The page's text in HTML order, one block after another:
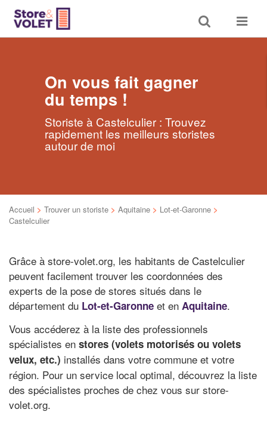
Toggle
search
Toggle
On vous fait gagner
du temps !
Storiste à Castelculier : Trouvez
rapidement les meilleurs storistes
autour de moi
Accueil > Trouver un storiste > Aquitaine > Lot-et-Garonne >
Castelculier
Grâce à store-volet.org, les habitants de Castelculier
peuvent facilement trouver les coordonnées des
experts de la pose de stores situés dans le
département du Lot-et-Garonne et en Aquitaine.
Vous accéderez à la liste des professionnels
spécialistes en stores (volets motorisés ou volets
velux, etc.) installés dans votre commune et votre
région. Pour un service local optimal, découvrez la liste
des spécialistes proches de chez vous sur store-
volet.org.